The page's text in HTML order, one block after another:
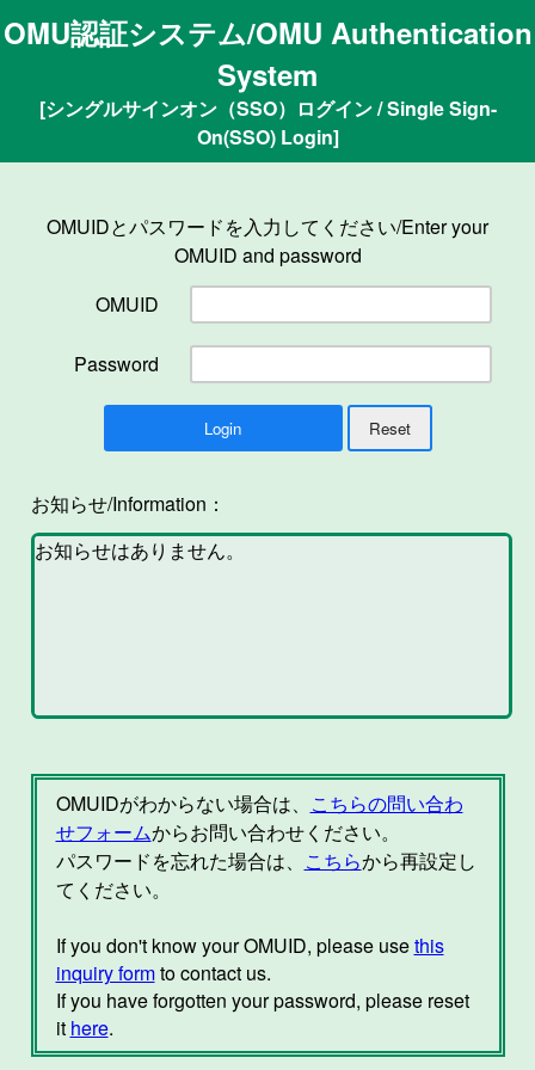
OMU認証システム/OMU Authentication
System
[シングルサインオン（SSO）ログイン / Single Sign-
On(SSO) Login]
OMUIDとパスワードを入力してください/Enter your
OMUID and password
OMUID
Password
お知らせ/Information：
OMUIDがわからない場合は、
こちらの問い合わ
せフォームからお問い合わせください。
パスワードを忘れた場合は、
こちらから再設定し
てください。
If you don't know your OMUID, please usethis
inquiry formto contact us.
If you have forgotten your password, please reset
it here.